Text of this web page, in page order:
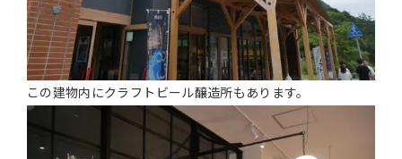
この建物内にクラフトビール醸造所もあります。